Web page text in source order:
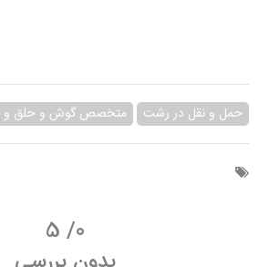
حمل و نقل در رشت متخصص گوش و حلق و
0
/
5